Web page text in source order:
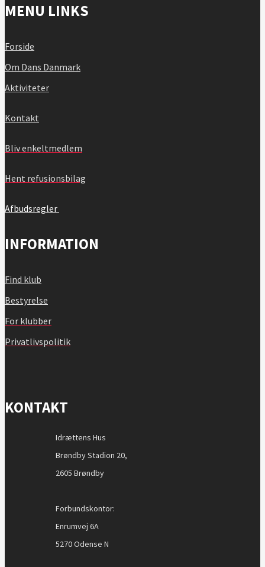
MENU LINKS
Forside
Om Dans Danmark
Aktiviteter
Kontakt
Bliv enkeltmedlem
Hent refusionsbilag
Afbudsregler
INFORMATION
Find klub
Bestyrelse
For klubber
Privatlivspolitik
KONTAKT
Idrættens Hus
Brøndby Stadion 20,
2605 Brøndby
Forbundskontor:
Enrumvej 6A
5270 Odense N